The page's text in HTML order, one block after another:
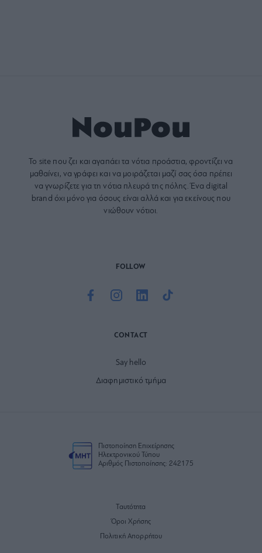
Το site που ζει και αγαπάει τα νότια προάστια, φροντίζει να
μαθαίνει, να γράφει και να μοιράζεται μαζί σας όσα πρέπει
να γνωρίζετε για τη νότια πλευρά της πόλης. Ένα digital
brand όχι μόνο για όσους είναι αλλά και για εκείνους που
νιώθουν νότιοι.
FOLLOW
CONTACT
Say hello
Διαφημιστικό τμήμα
Πιστοποίηση Επιχείρησης
Ηλεκτρονικού Τύπου
Αριθμός Πιστοποίησης: 242175
Ταυτότητα
Όροι Χρήσης
Πολιτική Απορρήτου